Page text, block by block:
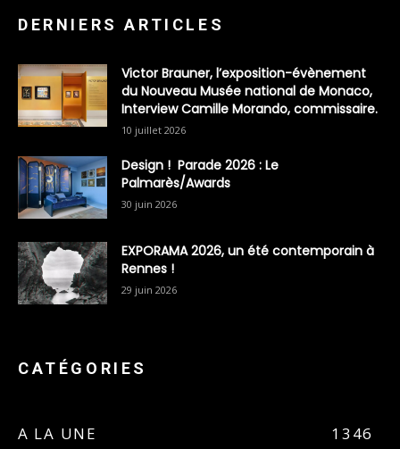
DERNIERS ARTICLES
Victor Brauner, l’exposition-évènement
du Nouveau Musée national de Monaco,
Interview Camille Morando, commissaire.
10 juillet 2026
Design ! Parade 2026 : Le
Palmarès/Awards
30 juin 2026
EXPORAMA 2026, un été contemporain à
Rennes !
29 juin 2026
CATÉGORIES
A LA UNE
1346